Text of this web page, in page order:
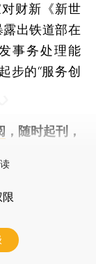
财新《新世
出铁道部在
事务处理能
步的“服务创
，随时起刊，
限